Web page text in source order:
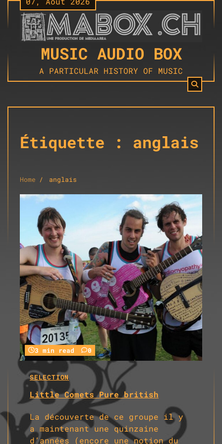
Skip
to
content
MUSIC AUDIO BOX
A PARTICULAR HISTORY OF MUSIC
Étiquette : anglais
Home anglais
3 min read 0
SELECTION
Little Comets Pure british
La découverte de ce groupe il y
a maintenant une quinzaine
d’années (encore une notion du